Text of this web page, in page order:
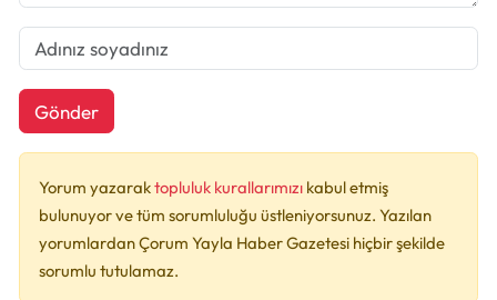
Gönder
Yorum yazaraktopluluk kurallarımızı kabul etmiş
bulunuyor ve tüm sorumluluğu üstleniyorsunuz. Yazılan
yorumlardan Çorum Yayla Haber Gazetesi hiçbir şekilde
sorumlu tutulamaz.